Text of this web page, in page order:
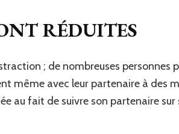
RÉDUITES
; de nombreuses personnes
même avec leur partenaire à des
au fait de suivre son partenaire